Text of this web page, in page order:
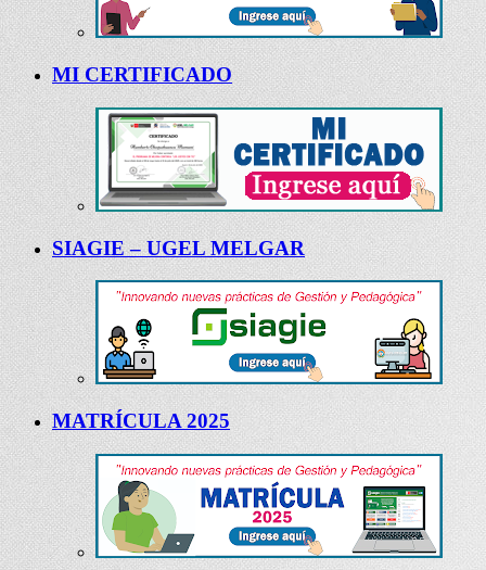
MI CERTIFICADO
SIAGIE – UGEL MELGAR
MATRÍCULA 2025